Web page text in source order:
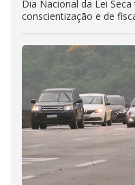
Dia Nacional da Lei
conscientização e de